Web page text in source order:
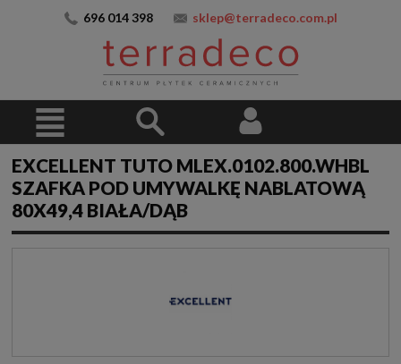
696 014 398 sklep@terradeco.com.pl
EXCELLENT TUTO MLEX.0102.800.WHBL
SZAFKA POD UMYWALKĘ NABLATOWĄ
80X49,4 BIAŁA/DĄB